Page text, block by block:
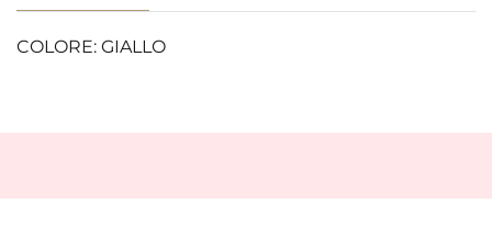
COLORE: GIALLO